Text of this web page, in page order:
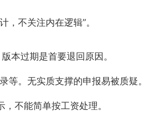
不关注内在逻辑”。
本过期是首要退回原因。
。无实质支撑的申报易被质疑。
不能简单按工资处理。